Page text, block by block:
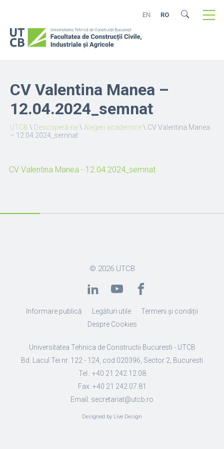
EN RO
CV Valentina Manea –
12.04.2024_semnat
UTCB \ Descoperă-ne\ Alegeri academice\ CV Valentina Manea
– 12.04.2024_semnat
CV Valentina Manea - 12.04.2024_semnat
© 2026 UTCB
Informare publică Legături utile
Termeni și condiții
Despre Cookies
Universitatea Tehnica de Constructii Bucuresti - UTCB
Bd. Lacul Tei nr. 122 - 124, cod 020396, Sector 2, Bucuresti
Tel.: +40 21 242.12.08
Fax: +40 21 242.07.81
Email: secretariat@utcb.ro
Designed by Live Design